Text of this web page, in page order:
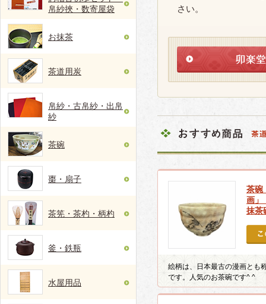
帛紗挾・数寄屋袋
お抹茶
茶道用炭
帛紗・古帛紗・出帛
紗
茶碗
棗・扇子
茶筅・茶杓・柄杓
釜・鉄瓶
水屋用品
さい。
茶
画
抹茶
絵柄は、日本最古の漫画とも
です。人気のお茶碗です^ ^